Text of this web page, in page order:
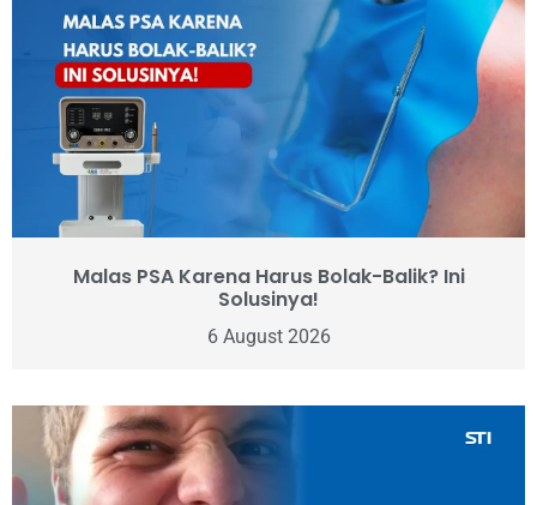
Malas PSA Karena Harus Bolak-Balik? Ini
Solusinya!
6 August 2026